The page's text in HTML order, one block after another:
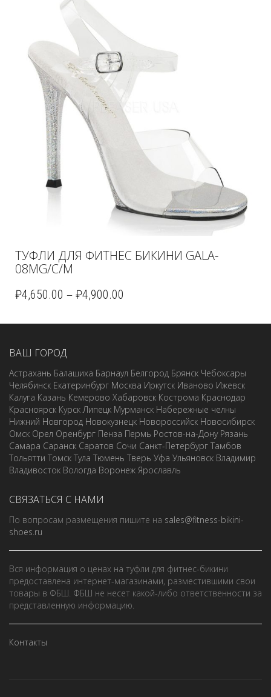
ТУФЛИ ДЛЯ ФИТНЕС БИКИНИ GALA-
08MG/C/M
₽4,650.00 – ₽4,900.00
ВАШ ГОРОД
Астрахань Балашиха Барнаул Белгород Брянск Чебоксары
Челябинск Екатеринбург Москва Иркутск Иваново Ижевск
Калуга Казань Кемерово Хабаровск Кострома Краснодар
Красноярск Курск Липецк Мурманск Набережные челны
Нижний Новгород Новокузнецк Новороссийск Новосибирск
Омск Орел Оренбург Пенза Пермь Ростов-на-Дону Рязань
Самара Саранск Саратов Сочи Санкт-Петербург Тамбов
Тольятти Томск Тула Тюмень Тверь Уфа Ульяновск Владимир
Владивосток Вологда Воронеж Ярославль
СВЯЗАТЬСЯ С НАМИ
По вопросам размещения пишите на sales@fitness-bikini-
shoes.ru
Вся информация о ценах на туфли для фитнес-бикини
предоставлена интернет-магазинами, разместившими свои
товары в ФБШ. ФБШ не несет какой-либо ответственности за
представленную информацию.
Контакты